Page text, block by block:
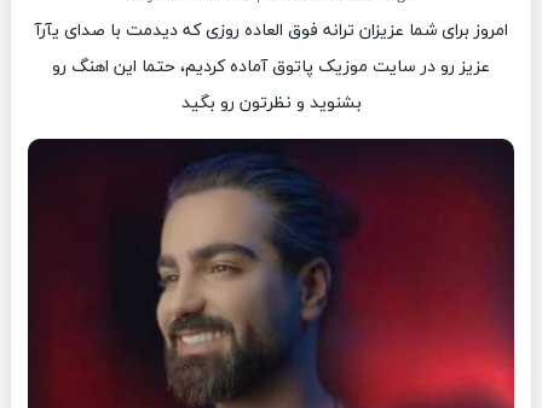
امروز برای شما عزیزان ترانه فوق العاده روزی که دیدمت با صدای یآرآ
عزیز رو در سایت موزیک پاتوق آماده کردیم، حتما این اهنگ رو
بشنوید و نظرتون رو بگید